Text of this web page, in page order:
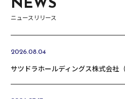
NEWS
ニュースリリース
2026.08.04